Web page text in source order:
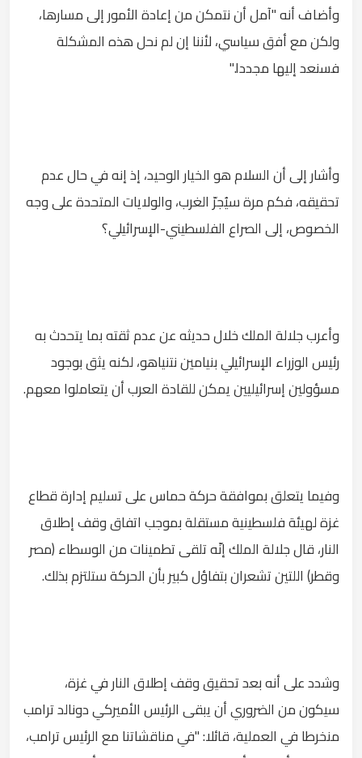
وأضاف أنه "آمل أن نتمكن من إعادة الأمور إلى مسارها،
ولكن مع أفق سياسي، لأننا إن لم نحل هذه المشكلة
فسنعد إليها مجددا."
وأشار إلى أن السلام هو الخيار الوحيد، إذ إنه في حال عدم
تحقيقه، فكم مرة سيُجرّ الغرب، والولايات المتحدة على وجه
الخصوص، إلى الصراع الفلسطيني-الإسرائيلي؟
وأعرب جلالة الملك خلال حديثه عن عدم ثقته بما يتحدث به
رئيس الوزراء الإسرائيلي بنيامين نتنياهو، لكنه يثق بوجود
مسؤولين إسرائيليين يمكن للقادة العرب أن يتعاملوا معهم.
وفيما يتعلق بموافقة حركة حماس على تسليم إدارة قطاع
غزة لهيئة فلسطينية مستقلة بموجب اتفاق وقف إطلاق
النار، قال جلالة الملك إنّه تلقى تطمينات من الوسطاء (مصر
وقطر) اللتين تشعران بتفاؤل كبير بأن الحركة ستلتزم بذلك.
وشدد على أنه بعد تحقيق وقف إطلاق النار في غزة،
سيكون من الضروري أن يبقى الرئيس الأميركي دونالد ترامب
منخرطا في العملية، قائلا: "في مناقشاتنا مع الرئيس ترامب،